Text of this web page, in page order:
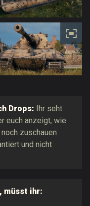
Drops: Ihr seht
euch anzeigt, wie
zuschauen
und nicht
müsst ihr: